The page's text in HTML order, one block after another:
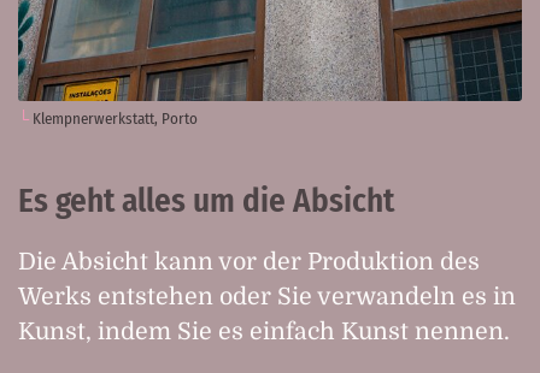
Klempnerwerkstatt, Porto
Es geht alles um die Absicht
Die Absicht kann vor der Produktion des
Werks entstehen oder Sie verwandeln es in
Kunst, indem Sie es einfach Kunst nennen.